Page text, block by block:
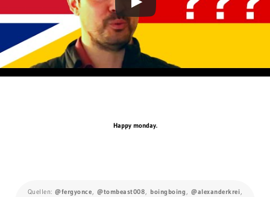
Happy monday.
Quellen: @fergyonce, @tombeast008, boingboing , @alexanderkrei,